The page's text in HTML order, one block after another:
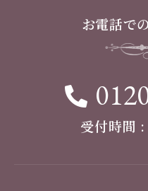
お電話で
受付時間